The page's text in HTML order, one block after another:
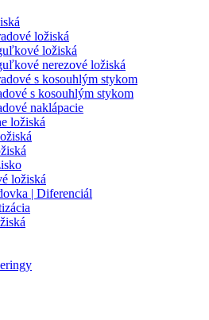
ložiská
ložiská
nerezové ložiská
s kosouhlým stykom
s kosouhlým stykom
naklápacie
ložiská
ložiská
| Diferenciál